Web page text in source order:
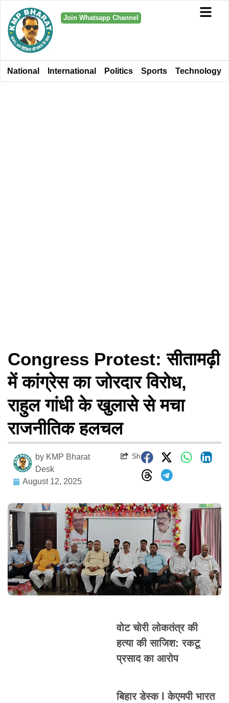
Join Whatsapp Channel
National International Politics Sports Technology
Congress Protest: सीतामढ़ी
में कांग्रेस का जोरदार विरोध,
राहुल गांधी के खुलासे से मचा
राजनीतिक हलचल
by KMP Bharat
Desk
August 12, 2025
Share
वोट चोरी लोकतंत्र की
हत्या की साजिश: रकटू
प्रसाद का आरोप
बिहार डेस्क l केएमपी भारत